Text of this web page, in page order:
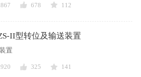
678 112
II型转位及输送装置
置
325 141